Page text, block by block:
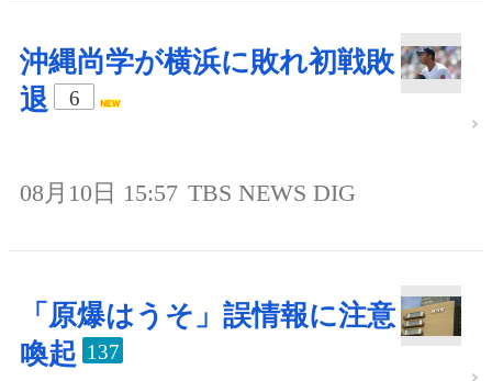
沖縄尚学が横浜に敗れ初戦敗
退
6
08月10日 15:57 TBS NEWS DIG
「原爆はうそ」誤情報に注意
喚起 137